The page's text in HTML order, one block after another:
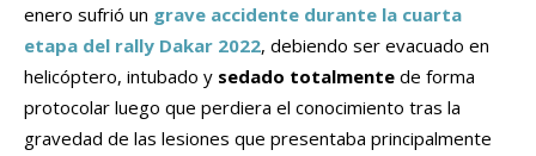
enero sufrió un grave accidente durante la cuarta
etapa del rally Dakar 2022, debiendo ser evacuado en
helicóptero, intubado y sedado totalmente de forma
protocolar luego que perdiera el conocimiento tras la
gravedad de las lesiones que presentaba principalmente